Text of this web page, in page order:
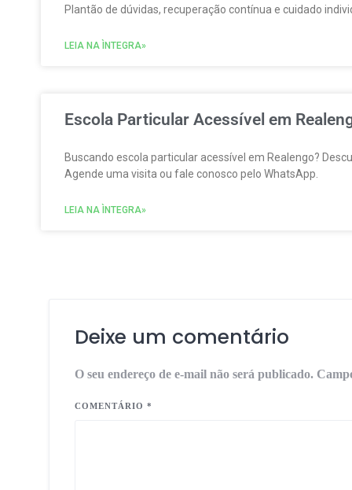
Plantão de dúvidas, recuperação contínua e cuidado
LEIA NA ÌNTEGRA»
Escola Particular Acessível em
Buscando escola particular acessível em Realengo?
Agende uma visita ou fale conosco pelo WhatsApp.
LEIA NA ÌNTEGRA»
Deixe um comentário
O seu endereço de e-mail não será publicado.
COMENTÁRIO *